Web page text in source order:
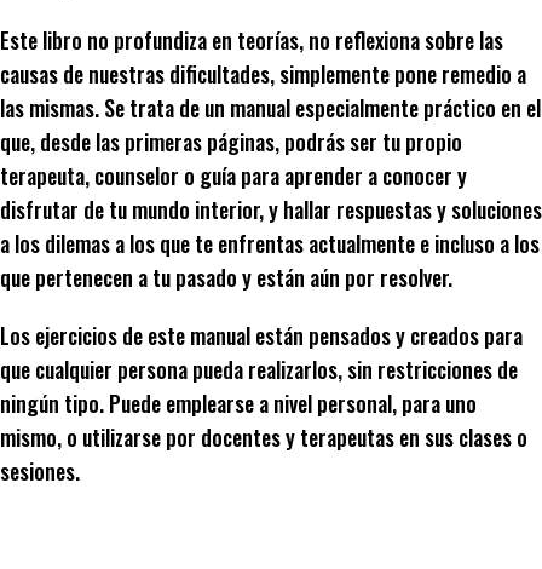
Este libro no profundiza en teorías, no reflexiona sobre las
causas de nuestras dificultades, simplemente pone remedio a
las mismas. Se trata de un manual especialmente práctico en el
que, desde las primeras páginas, podrás ser tu propio
terapeuta, counselor o guía para aprender a conocer y
disfrutar de tu mundo interior, y hallar respuestas y soluciones
a los dilemas a los que te enfrentas actualmente e incluso a los
que pertenecen a tu pasado y están aún por resolver.
Los ejercicios de este manual están pensados y creados para
que cualquier persona pueda realizarlos, sin restricciones de
ningún tipo. Puede emplearse a nivel personal, para uno
mismo, o utilizarse por docentes y terapeutas en sus clases o
sesiones.